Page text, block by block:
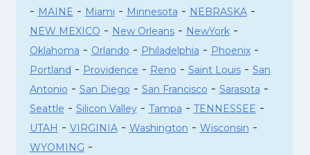
- MAINE - Miami - Minnesota - NEBRASKA-
NEW MEXICO - New Orleans- NewYork-
Oklahoma - Orlando - Philadelphia - Phoenix-
Portland - Providence - Reno - Saint Louis- San
Antonio - San Diego - San Francisco - Sarasota -
Seattle - Silicon Valley- Tampa - TENNESSEE -
UTAH - VIRGINIA- Washington - Wisconsin -
WYOMING -